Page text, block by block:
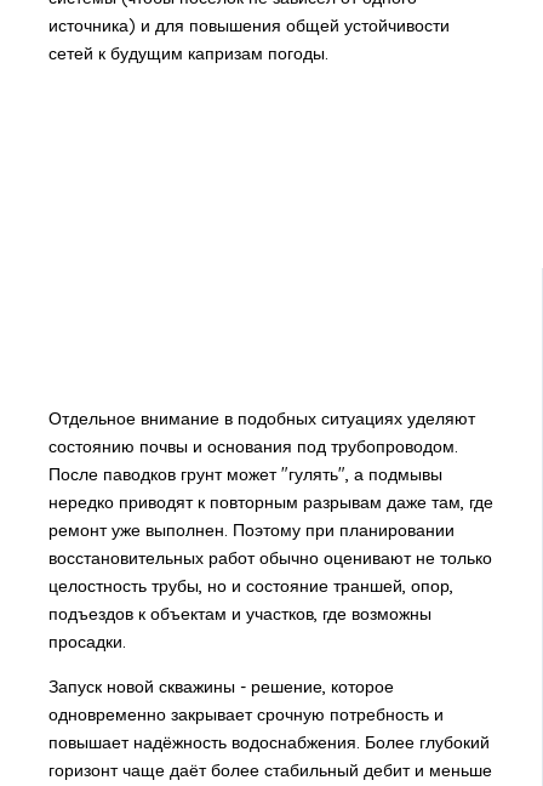
источника) и для повышения общей устойчивости
сетей к будущим капризам погоды.
Отдельное внимание в подобных ситуациях уделяют
состоянию почвы и основания под трубопроводом.
После паводков грунт может "гулять", а подмывы
нередко приводят к повторным разрывам даже там, где
ремонт уже выполнен. Поэтому при планировании
восстановительных работ обычно оценивают не только
целостность трубы, но и состояние траншей, опор,
подъездов к объектам и участков, где возможны
просадки.
Запуск новой скважины - решение, которое
одновременно закрывает срочную потребность и
повышает надёжность водоснабжения. Более глубокий
горизонт чаще даёт более стабильный дебит и меньше